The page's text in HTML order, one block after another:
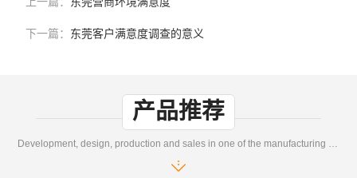
下一篇： 东莞客户满意度调查的意义
产品推荐
Development, design, production and sales in one of the manufacturing enterprises